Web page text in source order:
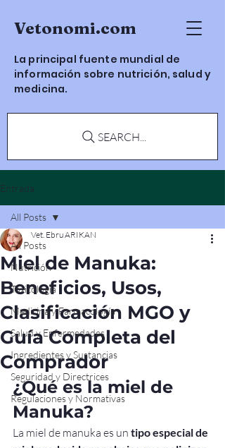
Vetonomi.com
La principal fuente mundial de
información sobre nutrición, salud y
medicina.
SEARCH...
Entrada
All Posts
Nutrición
Toxicología
Medicina y Farmacología
Salud y Enfermedades
Ingredientes y Sustancias
Seguridad y Directrices
Regulaciones y Normativas
All Posts
Miel de Manuka:
Beneficios, Usos,
Clasificación MGO y
Guía Completa del
Comprador
Vet. Ebru ARIKAN
¿Qué es la miel de
Manuka?
La miel de manuka es un tipo especial de